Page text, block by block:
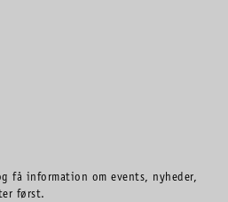
få information om events, nyheder,
først.